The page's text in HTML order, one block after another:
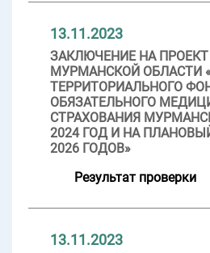
13.11.2023
ЗАКЛЮЧЕНИЕ НА
МУРМАНСКОЙ ОБЛАСТИ
ТЕРРИТОРИАЛЬНОГО
ОБЯЗАТЕЛЬНОГО
СТРАХОВАНИЯ
2024 ГОД И НА
2026 ГОДОВ»
Результат проверки
13.11.2023